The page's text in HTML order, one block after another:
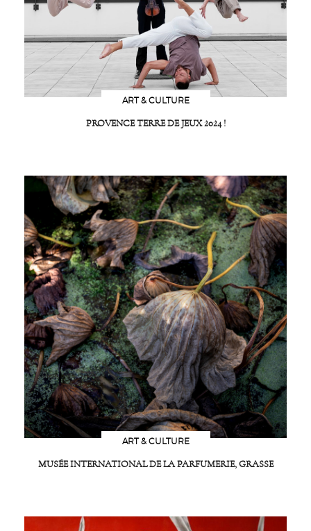
ART & CULTURE
PROVENCE TERRE DE JEUX 2024 !
ART & CULTURE
MUSÉE INTERNATIONAL DE LA PARFUMERIE, GRASSE